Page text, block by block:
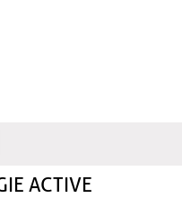
ACTIVE